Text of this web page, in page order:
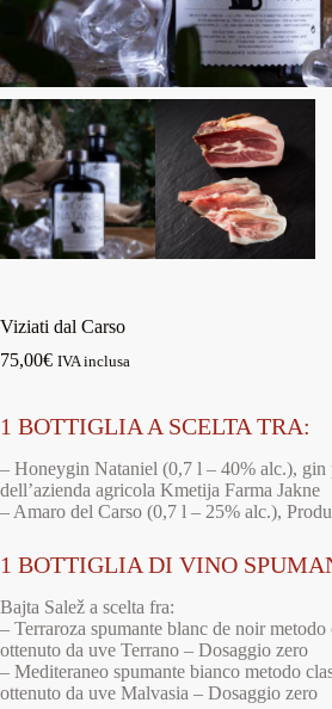
Viziati dal Carso
75,00€ IVA inclusa
1 BOTTIGLIA A SCELTA TRA:
– Honeygin Nataniel (0,7 l – 40% alc.), gin
dell’azienda agricola Kmetija Farma Jakne
– Amaro del Carso (0,7 l – 25% alc.),
1 BOTTIGLIA DI VINO
Bajta Salež a scelta fra:
– Terraroza spumante blanc de noir metodo
ottenuto da uve Terrano – Dosaggio zero
– Mediteraneo spumante bianco metodo
ottenuto da uve Malvasia – Dosaggio zero